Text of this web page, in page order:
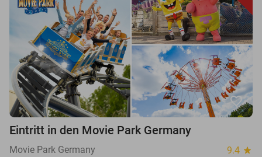
favorite_border
Eintritt in den Movie Park Germany
Movie Park Germany 9.4 star